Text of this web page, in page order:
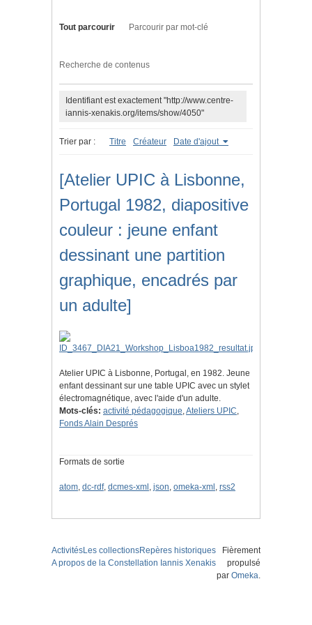
Tout parcourir Parcourir par mot-clé
Recherche de contenus
Identifiant est exactement "http://www.centre-
iannis-xenakis.org/items/show/4050"
Trier par : Titre Créateur Date d'ajout
[Atelier UPIC à Lisbonne,
Portugal 1982, diapositive
couleur : jeune enfant
dessinant une partition
graphique, encadrés par
un adulte]
Atelier UPIC à Lisbonne, Portugal, en 1982. Jeune
enfant dessinant sur une table UPIC avec un stylet
électromagnétique, avec l'aide d'un adulte.
Mots-clés: activité pédagogique,Ateliers UPIC,
Fonds Alain Després
Formats de sortie
atom, dc-rdf, dcmes-xml , json, omeka-xml , rss2
ActivitésLes collectionsRepères historiques
A propos de la Constellation Iannis Xenakis
Fièrement
propulsé
par Omeka.